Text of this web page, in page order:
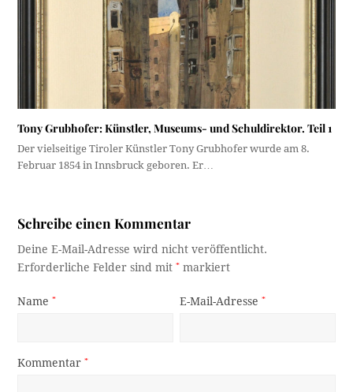
Tony Grubhofer: Künstler, Museums- und Schuldirektor. Teil 1
Der vielseitige Tiroler Künstler Tony Grubhofer wurde am 8.
Februar 1854 in Innsbruck geboren. Er…
Schreibe einen Kommentar
Deine E-Mail-Adresse wird nicht veröffentlicht.
Erforderliche Felder sind mit* markiert
Name* E-Mail-Adresse*
Kommentar*